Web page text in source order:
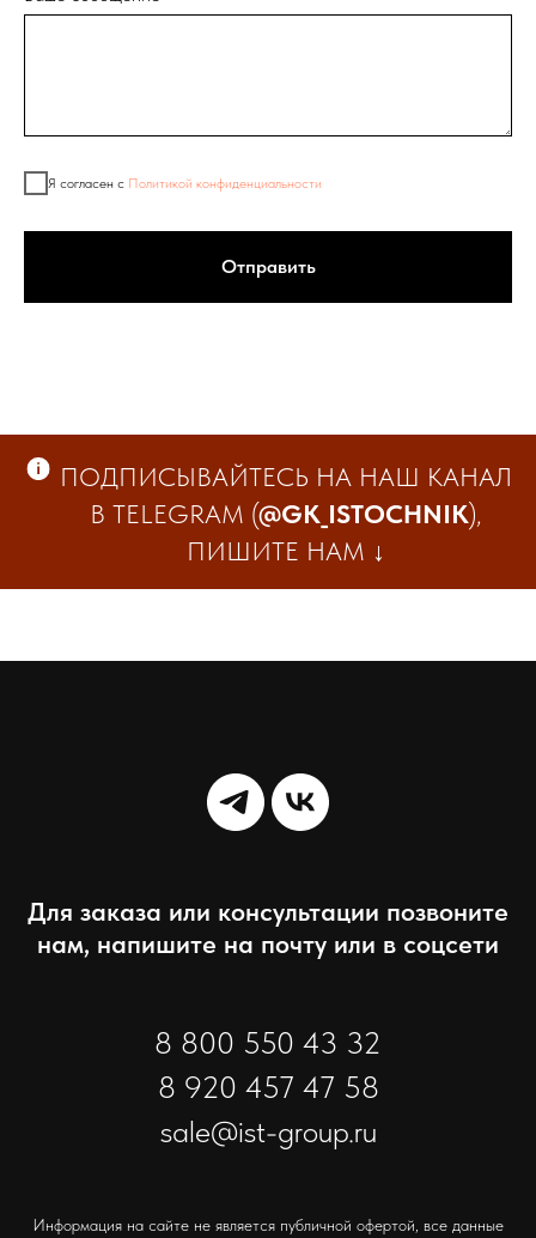
Я согласен с Политикой конфиденциальности
Отправить
ПОДПИСЫВАЙТЕСЬ НА НАШ КАНАЛ
В TELEGRAM (@GK_ISTOCHNIK),
ПИШИТЕ НАМ ↓
Для заказа или консультации позвоните
нам, напишите на почту или в соцсети
8 800 550 43 32
8 920 457 47 58
sale@ist-group.ru
Информация на сайте не является публичной офертой, все данные
Запросить обратный звонок
+7(000)000-0000